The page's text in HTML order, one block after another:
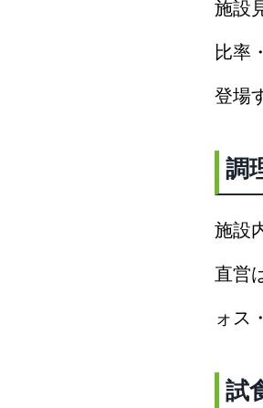
施設
比率
登場
調
施設
直営
ォス
試